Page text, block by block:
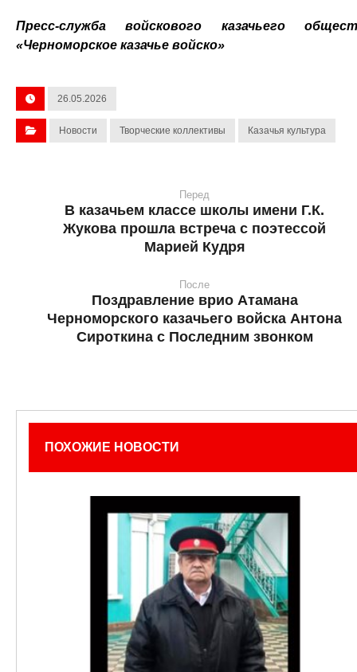
Пресс-служба войскового казачьего
«Черноморское казачье войско»
26.05.2026
Новости Творческие коллективы Казачья культура
Перед
В казачьем классе школы имени Г.К.
Жукова прошла встреча с поэтессой
Марией Кудря
После
Поздравление врио Атамана
Черноморского казачьего войска Антона
Сироткина с Последним звонком
ПОХОЖИЕ НОВОСТИ